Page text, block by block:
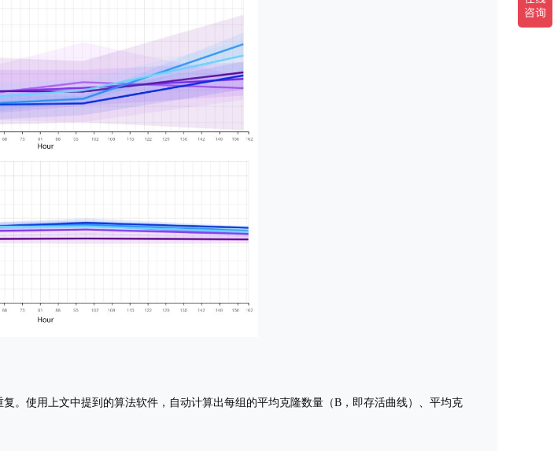
。使用上文中提到的算法软件，自动计算出每组的平均克隆数量（B，即存活曲线）、平均克